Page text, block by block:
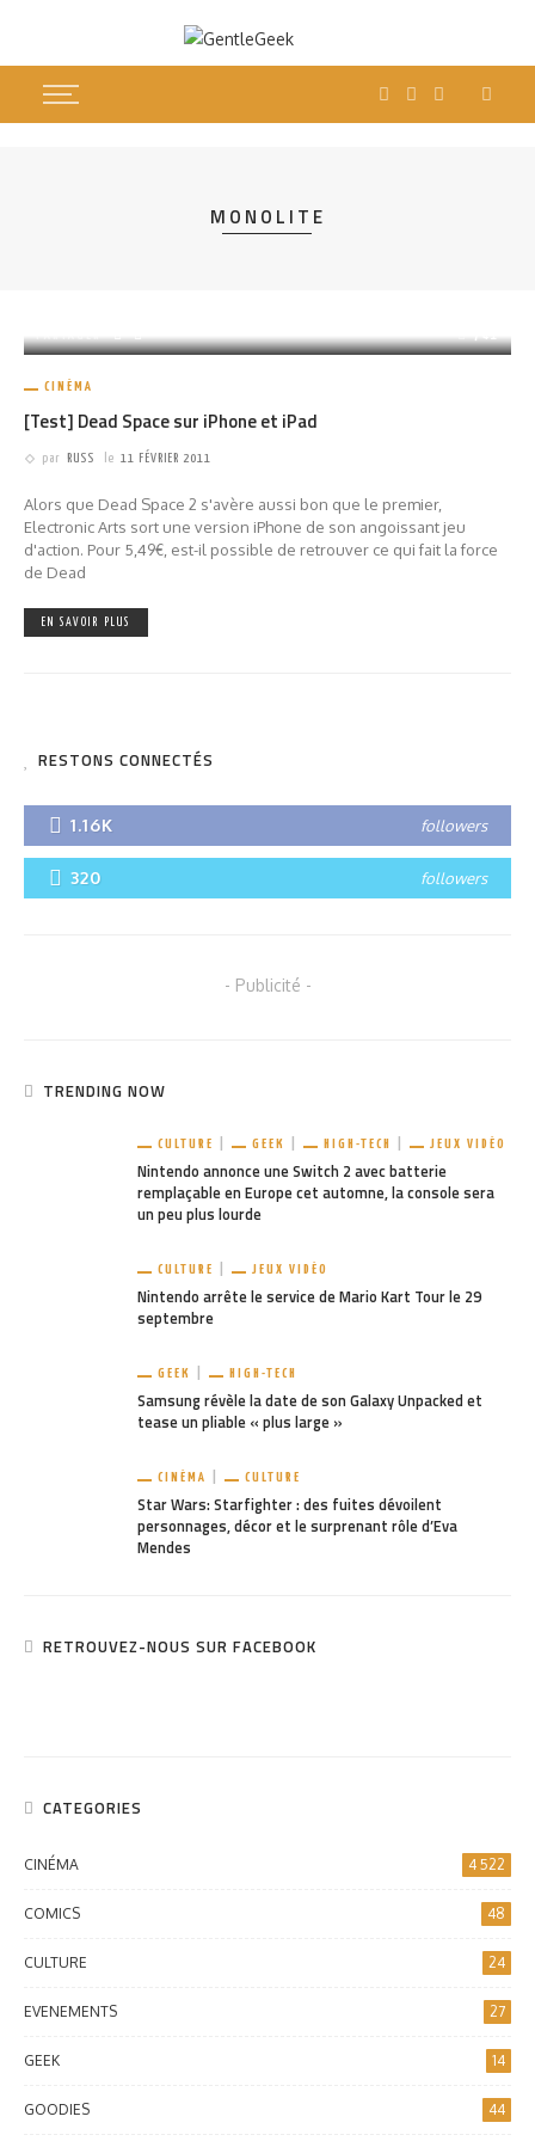
MONOLITE
CINÉMA
[Test] Dead Space sur iPhone et iPad
par RUSS le 11 FÉVRIER 2011
Alors que Dead Space 2 s'avère aussi bon que le premier,
Electronic Arts sort une version iPhone de son angoissant jeu
d'action. Pour 5,49€, est-il possible de retrouver ce qui fait la force
de Dead
EN SAVOIR PLUS
RESTONS CONNECTÉS
1.16K followers
320 followers
- Publicité -
TRENDING NOW
CULTURE GEEK HIGH-TECH JEUX VIDÉO
Nintendo annonce une Switch 2 avec batterie
remplaçable en Europe cet automne, la console sera
un peu plus lourde
CULTURE JEUX VIDÉO
Nintendo arrête le service de Mario Kart Tour le 29
septembre
GEEK HIGH-TECH
Samsung révèle la date de son Galaxy Unpacked et
tease un pliable « plus large »
CINÉMA CULTURE
Star Wars: Starfighter : des fuites dévoilent
personnages, décor et le surprenant rôle d’Eva
Mendes
RETROUVEZ-NOUS SUR FACEBOOK
CATEGORIES
CINÉMA 4 522
COMICS 48
CULTURE 24
EVENEMENTS 27
GEEK 14
GOODIES 44